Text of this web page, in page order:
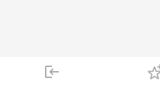
login
下單